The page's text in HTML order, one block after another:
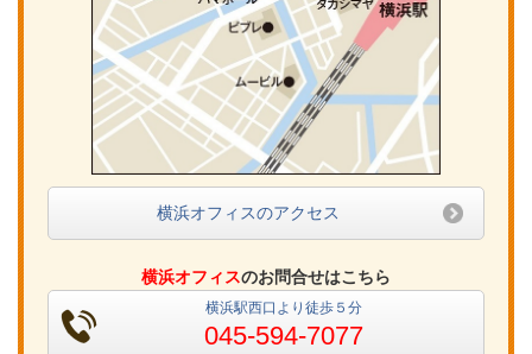
横浜オフィスのアクセス
横浜オフィスのお問合せはこちら
横浜駅西口より徒歩５分
045-594-7077